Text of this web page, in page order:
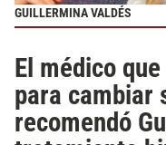
GUILLERMINA VALDÉS
El médico
para cambiar
recomendó